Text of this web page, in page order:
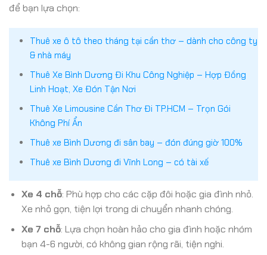
để bạn lựa chọn:
Thuê xe ô tô theo tháng tại cần thơ – dành cho công ty
& nhà máy
Thuê Xe Bình Dương Đi Khu Công Nghiệp – Hợp Đồng
Linh Hoạt, Xe Đón Tận Nơi
Thuê Xe Limousine Cần Thơ Đi TP.HCM – Trọn Gói
Không Phí Ẩn
Thuê xe Bình Dương đi sân bay – đón đúng giờ 100%
Thuê xe Bình Dương đi Vĩnh Long – có tài xế
Xe 4 chỗ: Phù hợp cho các cặp đôi hoặc gia đình nhỏ.
Xe nhỏ gọn, tiện lợi trong di chuyển nhanh chóng.
Xe 7 chỗ: Lựa chọn hoàn hảo cho gia đình hoặc nhóm
bạn 4-6 người, có không gian rộng rãi, tiện nghi.